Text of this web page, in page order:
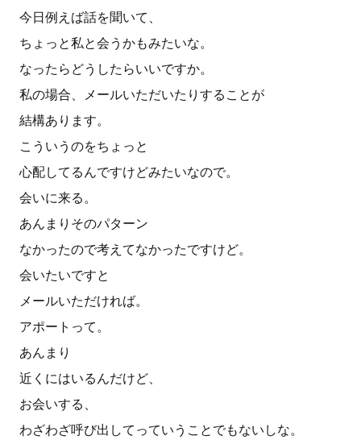
今日例えば話を聞いて、
ちょっと私と会うかもみたいな。
なったらどうしたらいいですか。
私の場合、メールいただいたりすることが
結構あります。
こういうのをちょっと
心配してるんですけどみたいなので。
会いに来る。
あんまりそのパターン
なかったので考えてなかったですけど。
会いたいですと
メールいただければ。
アポートって。
あんまり
近くにはいるんだけど、
お会いする、
わざわざ呼び出してっていうことでもないしな。